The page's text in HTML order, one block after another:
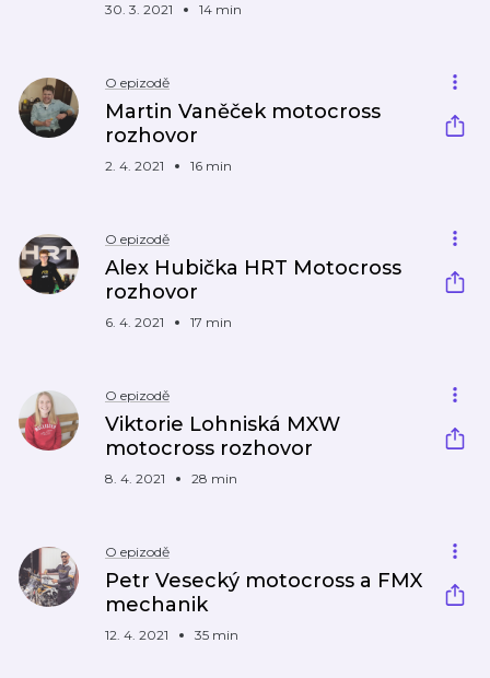
30. 3. 2021 14 min
O epizodě
Martin Vaněček motocross
rozhovor
2. 4. 2021 16 min
O epizodě
Alex Hubička HRT Motocross
rozhovor
6. 4. 2021 17 min
O epizodě
Viktorie Lohniská MXW
motocross rozhovor
8. 4. 2021 28 min
O epizodě
Petr Vesecký motocross a FMX
mechanik
12. 4. 2021 35 min